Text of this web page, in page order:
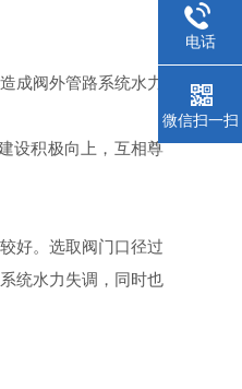
成阀外管路系统水力
设积极向上，互相尊
好。选取阀门口径过
统水力失调，同时也
电话
微信扫一扫